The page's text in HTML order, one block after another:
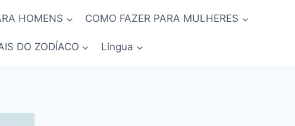
HOMENS COMO FAZER PARA MULHERES
DO ZODÍACO Língua